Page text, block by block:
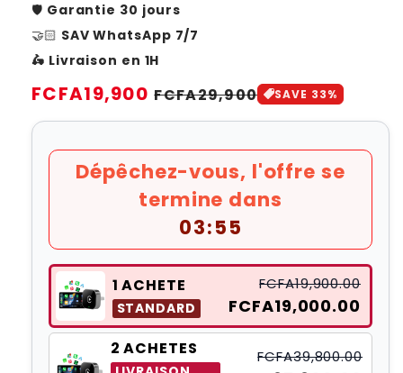
🛡️ Garantie 30 jours
🤝🏻 SAV WhatsApp 7/7
🛵 Livraison en 1H
Prix
habituel
FCFA19,900 Prix
soldé
FCFA29,900 SAVE 33%
Dépêchez-vous, l'offre se
termine dans
03:54
1 ACHETE
STANDARD
FCFA19,900.00
FCFA19,000.00
2 ACHETES FCFA39,800.00